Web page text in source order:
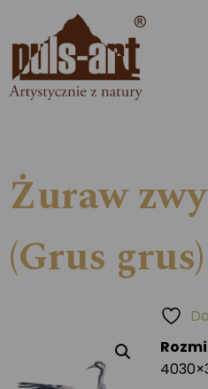
Żuraw
(Grus grus)